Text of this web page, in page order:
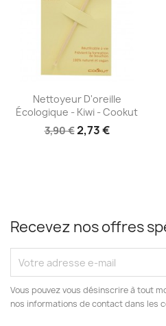
Aperçu rapide
Nettoyeur D'oreille
Écologique - Kiwi - Cookut
3,90 €2,73 €
Recevez nos offres
Vous pouvez vous désinscrire à tout
nos informations de contact dans les